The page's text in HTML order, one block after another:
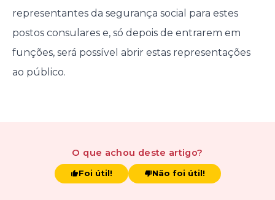
representantes da segurança social para estes
postos consulares e, só depois de entrarem em
funções, será possível abrir estas representações
ao público.
O que achou deste artigo?
Foi útil! Não foi útil!